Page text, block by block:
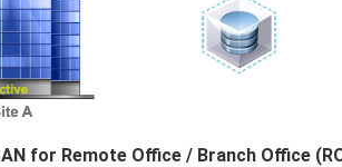
for Remote Office / Branch Office